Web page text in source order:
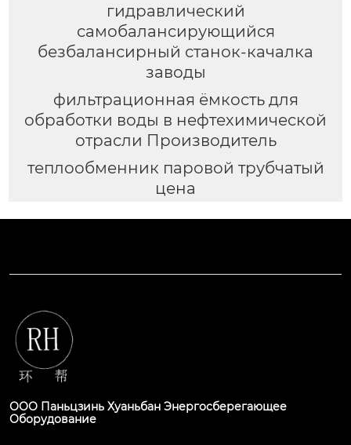
гидравлический
самобалансирующийся
безбалансирный станок-качалка
заводы
фильтрационная ёмкость для
обработки воды в нефтехимической
отрасли Производитель
теплообменник паровой трубчатый
цена
ООО Паньцзинь Хуаньбан Энергосберегающее
Оборудование